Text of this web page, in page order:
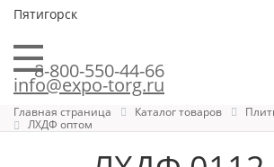
Пятигорск
8-800-550-44-66
info@expo-torg.ru
Главная страница Каталог товаров
ЛХДФ оптом